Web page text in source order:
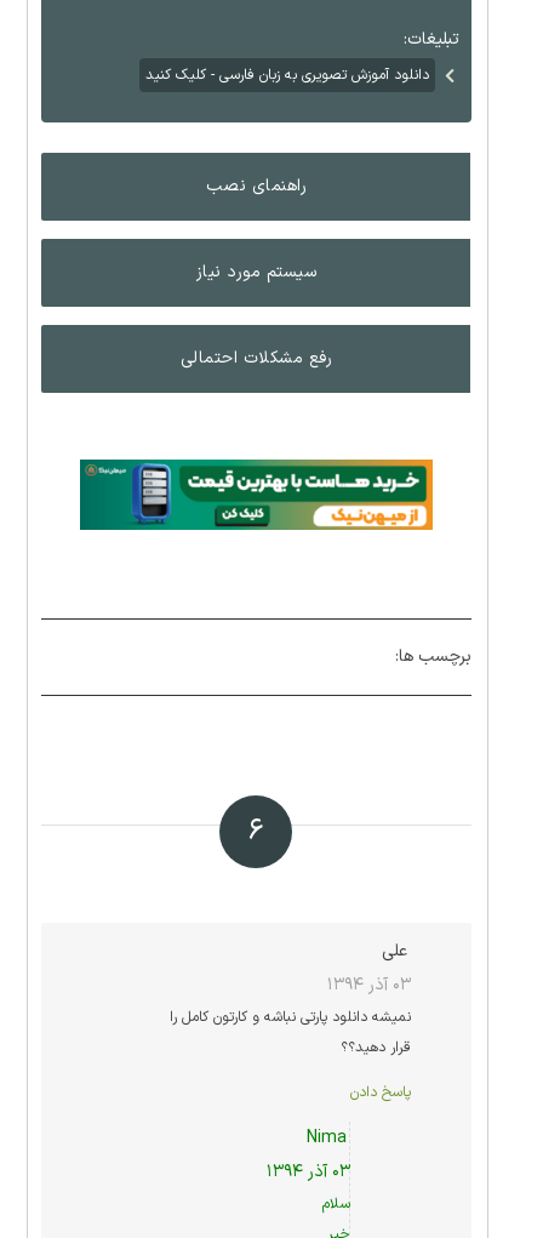
تبلیغات:
دانلود آموزش تصویری به زبان فارسی - کلیک کنید
راهنمای نصب
سیستم مورد نیاز
رفع مشکلات احتمالی
برچسب ها:
۶
علی
۰۳ آذر ۱۳۹۴
نمیشه دانلود پارتی نباشه و کارتون کامل را
قرار دهید؟؟
پاسخ دادن
Nima
۰۳ آذر ۱۳۹۴
سلام